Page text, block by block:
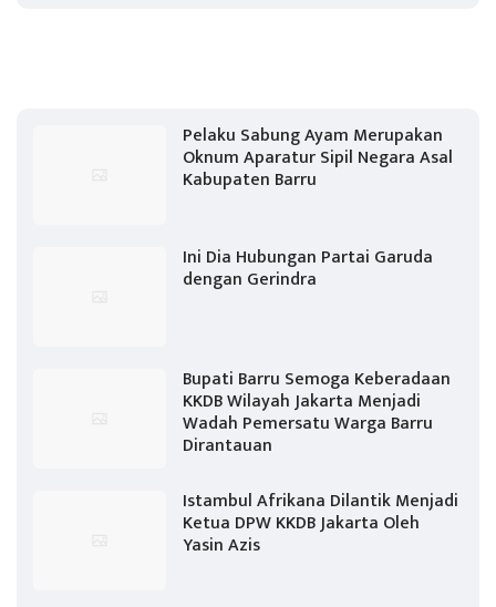
Pelaku Sabung Ayam Merupakan
Oknum Aparatur Sipil Negara Asal
Kabupaten Barru
Ini Dia Hubungan Partai Garuda
dengan Gerindra
Bupati Barru Semoga Keberadaan
KKDB Wilayah Jakarta Menjadi
Wadah Pemersatu Warga Barru
Dirantauan
Istambul Afrikana Dilantik Menjadi
Ketua DPW KKDB Jakarta Oleh
Yasin Azis